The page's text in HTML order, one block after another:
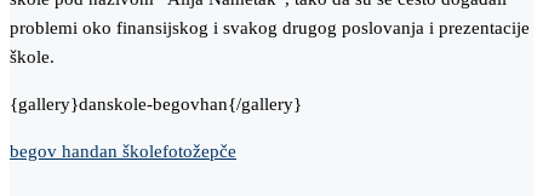
problemi oko finansijskog i svakog drugog poslovanja i prezentacije
škole.
{gallery}danskole-begovhan{/gallery}
begov handan školefotožepče